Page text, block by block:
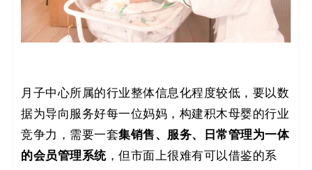
月子中心所属的行业整体信息化程度较低，要以数
据为导向服务好每一位妈妈，构建积木母婴的行业
竞争力，需要一套集销售、服务、日常管理为一体
的会员管理系统，但市面上很难有可以借鉴的系